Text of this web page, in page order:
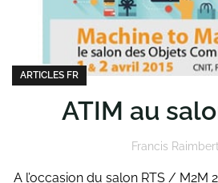
ARTICLES FR
ATIM au
Francis Raimbert
A l’occasion du salon RTS / M2M